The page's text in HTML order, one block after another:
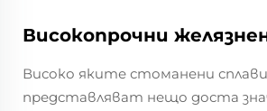
Високопрочни
Високо яките стоманени сплави
представляват нещо доста